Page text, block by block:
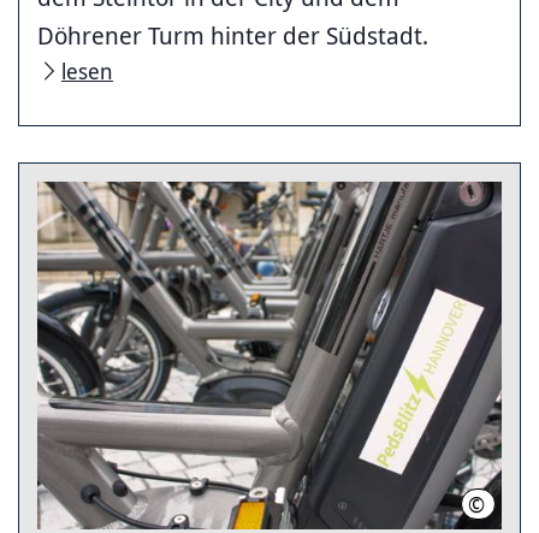
Döhrener Turm hinter der Südstadt.
lesen
© LHH